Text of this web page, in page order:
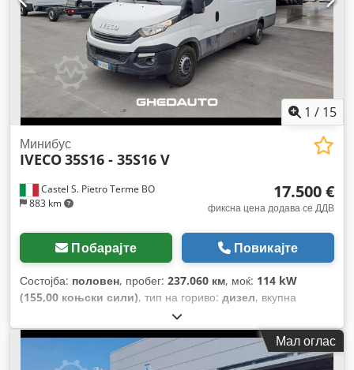
1 / 15
Castel S. Pietro Terme BO
883 km
Минибус
IVECO35S16 - 35S16 V
17.500 €
фиксна цена додава се ДДВ
Побарајте Повикајте
Состојба: половен, пробег: 237.060 км, моќ: 114 kW
(155,00 коњски сили), тип на гориво: дизел, вкупна
, максимална носивост на товар:
прва регистрација:03/2018, емисиона класа:Еуро 6,
Мал оглас